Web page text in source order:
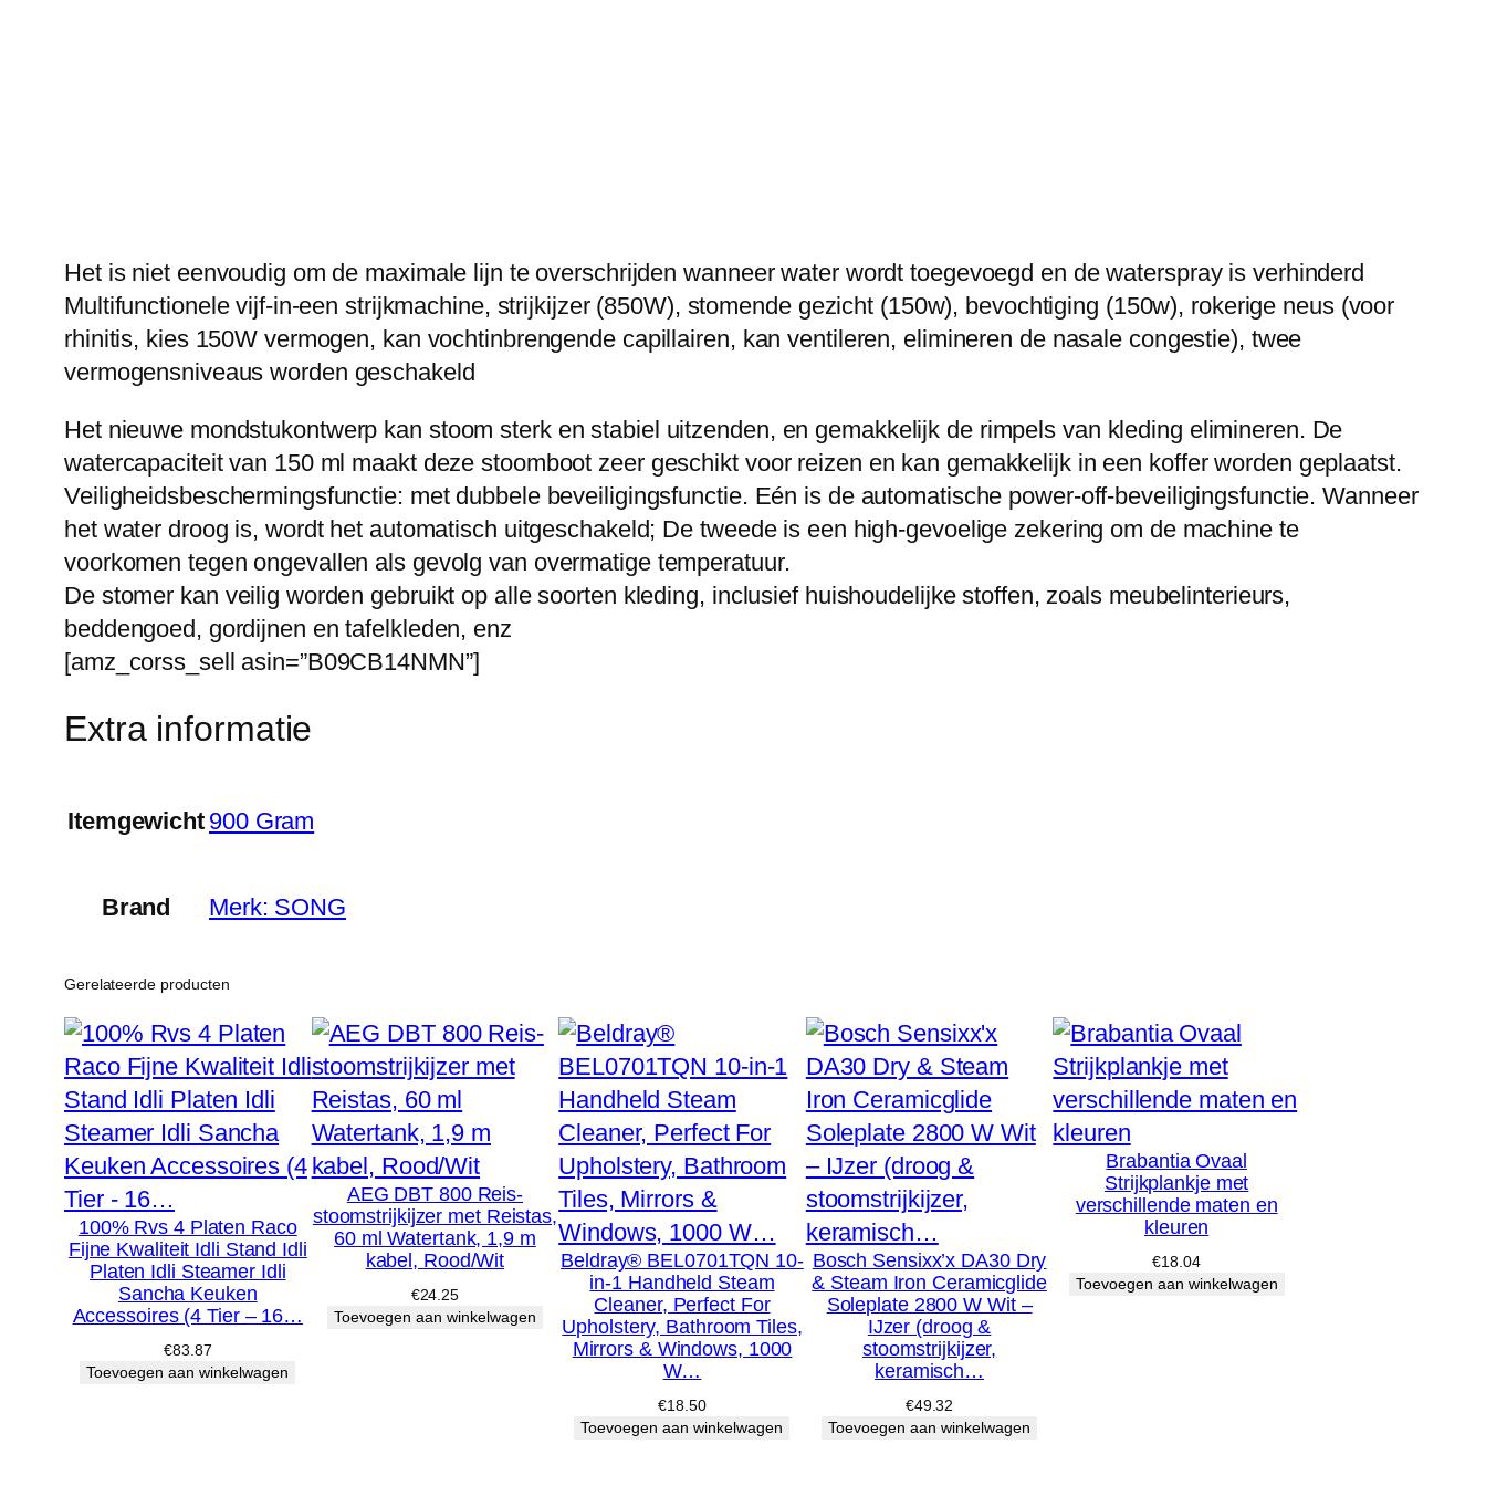
n
d
h
d
s
t
e
a
m
z
e
n
e
n
t
h
u
i
s
h
n
Het is niet eenvoudig om de maximale lijn te overschrijden wanneer water wordt toegevoegd en de waterspray is verhinderd
Multifunctionele vijf-in-een strijkmachine, strijkijzer (850W), stomende gezicht (150w), bevochtiging (150w), rokerige neus (voor
rhinitis, kies 150W vermogen, kan vochtinbrengende capillairen, kan ventileren, elimineren de nasale congestie), twee
vermogensniveaus worden geschakeld
Het nieuwe mondstukontwerp kan stoom sterk en stabiel uitzenden, en gemakkelijk de rimpels van kleding elimineren. De
watercapaciteit van 150 ml maakt deze stoomboot zeer geschikt voor reizen en kan gemakkelijk in een koffer worden geplaatst.
Veiligheidsbeschermingsfunctie: met dubbele beveiligingsfunctie. Eén is de automatische power-off-beveiligingsfunctie. Wanneer
het water droog is, wordt het automatisch uitgeschakeld; De tweede is een high-gevoelige zekering om de machine te
voorkomen tegen ongevallen als gevolg van overmatige temperatuur.
De stomer kan veilig worden gebruikt op alle soorten kleding, inclusief huishoudelijke stoffen, zoals meubelinterieurs,
beddengoed, gordijnen en tafelkleden, enz
[amz_corss_sell asin=”B09CB14NMN”]
Extra informatie
Itemgewicht ‎900 Gram
Brand Merk: SONG
Gerelateerde producten
100% Rvs 4 Platen Raco
Fijne Kwaliteit Idli Stand Idli
Platen Idli Steamer Idli
Sancha Keuken
Accessoires (4 Tier – 16…
€83.87
Toevoegen aan winkelwagen
AEG DBT 800 Reis-
stoomstrijkijzer met Reistas,
60 ml Watertank, 1,9 m
kabel, Rood/Wit
€24.25
Toevoegen aan winkelwagen
Beldray® BEL0701TQN 10-
in-1 Handheld Steam
Cleaner, Perfect For
Upholstery, Bathroom Tiles,
Mirrors & Windows, 1000
W…
€18.50
Toevoegen aan winkelwagen
Bosch Sensixx’x DA30 Dry
& Steam Iron Ceramicglide
Soleplate 2800 W Wit –
IJzer (droog &
stoomstrijkijzer,
keramisch…
€49.32
Toevoegen aan winkelwagen
Brabantia Ovaal
Strijkplankje met
verschillende maten en
kleuren
€18.04
Toevoegen aan winkelwagen